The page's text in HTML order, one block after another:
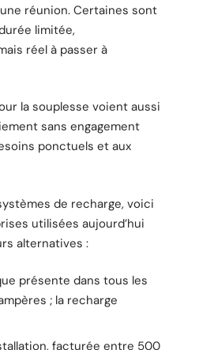
réunion. Certaines sont
limitée,
réel à passer à
la souplesse voient aussi
sans engagement
ponctuels et aux
de recharge, voici
utilisées aujourd’hui
alternatives :
présente dans tous les
; la recharge
facturée entre 500